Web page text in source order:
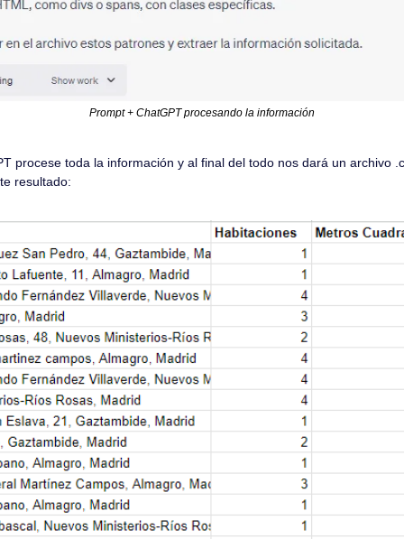
Prompt + ChatGPT procesando la información
procese toda la información y al final del todo nos dará un archivo
resultado: